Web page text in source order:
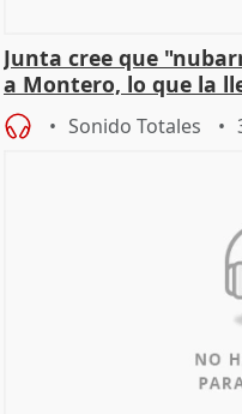
Junta cree que
a Montero, lo que la
Sonido Totales